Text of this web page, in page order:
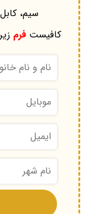
سیم،
کافیستفرم